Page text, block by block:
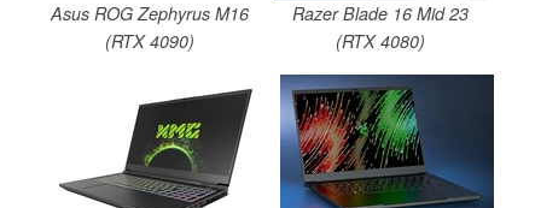
Asus ROG Zephyrus M16
(RTX 4090)
Razer Blade 16 Mid 23
(RTX 4080)